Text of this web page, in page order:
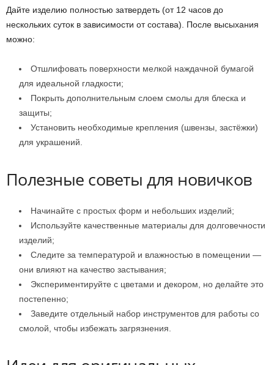
Дайте изделию полностью затвердеть (от 12 часов до
нескольких суток в зависимости от состава). После высыхания
можно:
Отшлифовать поверхности мелкой наждачной бумагой
для идеальной гладкости;
Покрыть дополнительным слоем смолы для блеска и
защиты;
Установить необходимые крепления (швензы, застёжки)
для украшений.
Полезные советы для новичков
Начинайте с простых форм и небольших изделий;
Используйте качественные материалы для долговечности
изделий;
Следите за температурой и влажностью в помещении —
они влияют на качество застывания;
Экспериментируйте с цветами и декором, но делайте это
постепенно;
Заведите отдельный набор инструментов для работы со
смолой, чтобы избежать загрязнения.